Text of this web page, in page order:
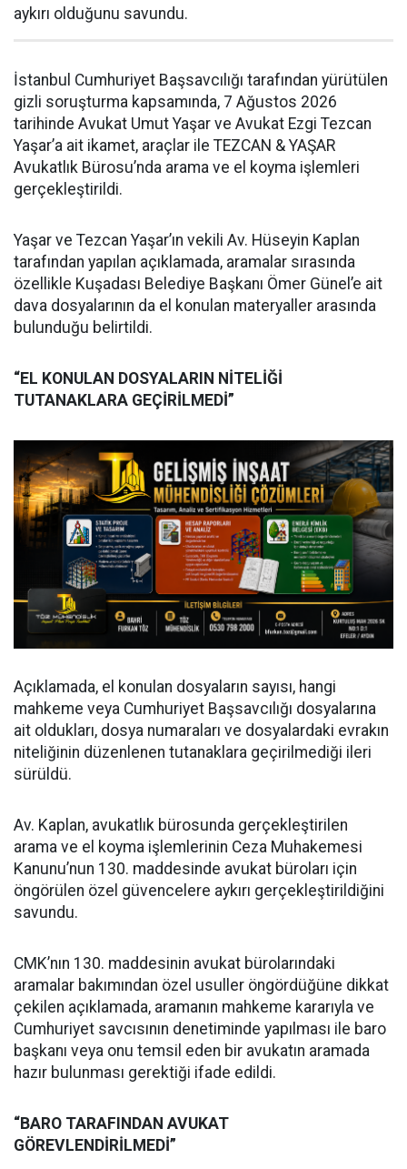
aykırı olduğunu savundu.
İstanbul Cumhuriyet Başsavcılığı tarafından yürütülen
gizli soruşturma kapsamında, 7 Ağustos 2026
tarihinde Avukat Umut Yaşar ve Avukat Ezgi Tezcan
Yaşar’a ait ikamet, araçlar ile TEZCAN & YAŞAR
Avukatlık Bürosu’nda arama ve el koyma işlemleri
gerçekleştirildi.
Yaşar ve Tezcan Yaşar’ın vekili Av. Hüseyin Kaplan
tarafından yapılan açıklamada, aramalar sırasında
özellikle Kuşadası Belediye Başkanı Ömer Günel’e ait
dava dosyalarının da el konulan materyaller arasında
bulunduğu belirtildi.
“EL KONULAN DOSYALARIN NİTELİĞİ
TUTANAKLARA GEÇİRİLMEDİ”
Açıklamada, el konulan dosyaların sayısı, hangi
mahkeme veya Cumhuriyet Başsavcılığı dosyalarına
ait oldukları, dosya numaraları ve dosyalardaki evrakın
niteliğinin düzenlenen tutanaklara geçirilmediği ileri
sürüldü.
Av. Kaplan, avukatlık bürosunda gerçekleştirilen
arama ve el koyma işlemlerinin Ceza Muhakemesi
Kanunu’nun 130. maddesinde avukat büroları için
öngörülen özel güvencelere aykırı gerçekleştirildiğini
savundu.
CMK’nın 130. maddesinin avukat bürolarındaki
aramalar bakımından özel usuller öngördüğüne dikkat
çekilen açıklamada, aramanın mahkeme kararıyla ve
Cumhuriyet savcısının denetiminde yapılması ile baro
başkanı veya onu temsil eden bir avukatın aramada
hazır bulunması gerektiği ifade edildi.
“BARO TARAFINDAN AVUKAT
GÖREVLENDİRİLMEDİ”